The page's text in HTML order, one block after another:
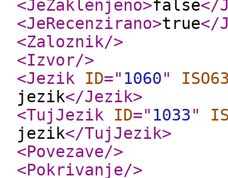
<JeZaklenjeno>false</
<JeRecenzirano>true</
<Zaloznik/>
<Izvor/>
<Jezik
ID=" 1060"
jezik</Jezik>
<TujJezik
ID=" 1033"
jezik</TujJezik>
<Povezave/>
<Pokrivanje/>